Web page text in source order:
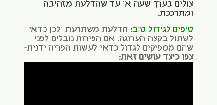
צולים בערך שעה או עד שהדלעת מזהיבה
ומתרככת.
טיפים לגידול טוב: הדלעת משתרעת ולכן כדאי
לשתול בקצה הערוגה. אם הפירות נובלים לפני
שהם מספיקים לגדול כדאי לעשות הפריה ידנית-
צפו כיצד עושים זאת: